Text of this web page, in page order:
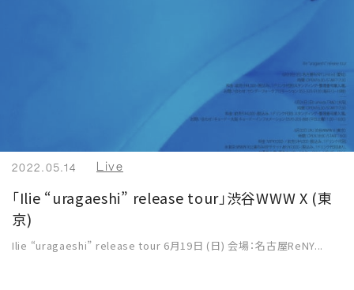
2022.05.14 Live
「Ilie “uragaeshi” release tour」渋谷WWW X (東
京)
Ilie “uragaeshi” release tour 6月19日 (日) 会場：名古屋ReNY...